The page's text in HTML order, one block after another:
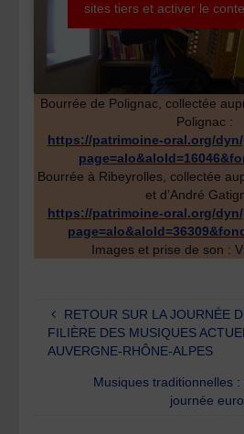
sites tiers et activer le
Bourrée de Polignac, collectée
Polignac :
https://patrimoine-oral.org/
Bourrée à Ribeyrolles, collectée
et d’André
https://patrimoine-oral.org/
Images et prise de son :
RETOUR SUR LA JOURNÉE
FILIÈRE DES MUSIQUES
AUVERGNE-RHÔNE-ALPES
Musiques traditionnelles
journée